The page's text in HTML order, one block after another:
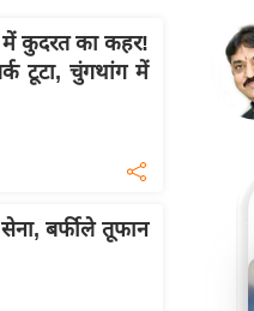
कुदरत का कहर!
टूटा, चुंगथांग में
बर्फीले तूफान